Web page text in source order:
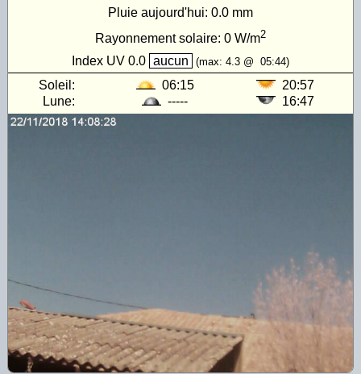
Pluie aujourd'hui: 0.0 mm
Rayonnement solaire: 0 W/m2
Index UV 0.0 aucun (max: 4.3 @ 05:44)
Soleil: 06:15
20:57
Lune:
----- 16:47